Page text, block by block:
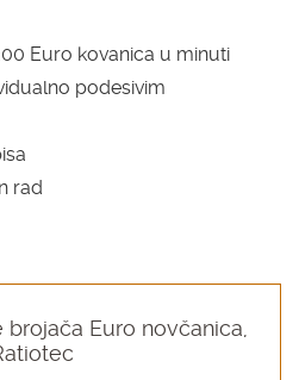
Euro kovanica u minuti
podesivim
rad
Euro novčanica,